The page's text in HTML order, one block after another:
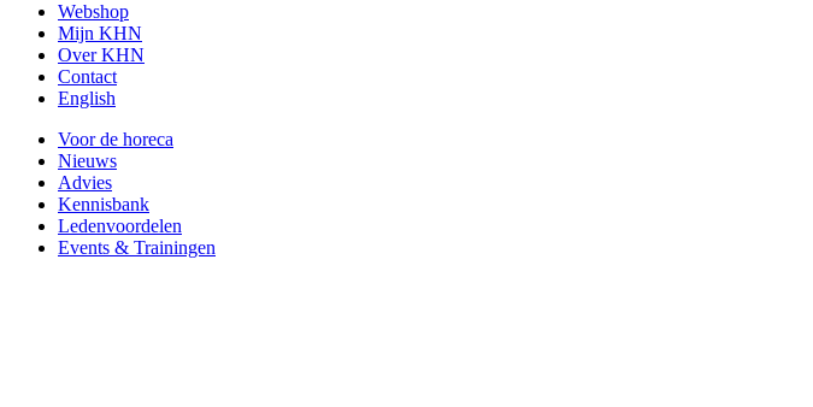
Webshop
Mijn KHN
Over KHN
Contact
English
Voor de horeca
Nieuws
Advies
Kennisbank
Ledenvoordelen
Events & Trainingen